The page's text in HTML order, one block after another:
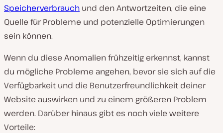
Speicherverbrauch und den Antwortzeiten, die eine
Quelle für Probleme und potenzielle Optimierungen
sein können.
Wenn du diese Anomalien frühzeitig erkennst, kannst
du mögliche Probleme angehen, bevor sie sich auf die
Verfügbarkeit und die Benutzerfreundlichkeit deiner
Website auswirken und zu einem größeren Problem
werden. Darüber hinaus gibt es noch viele weitere
Vorteile: